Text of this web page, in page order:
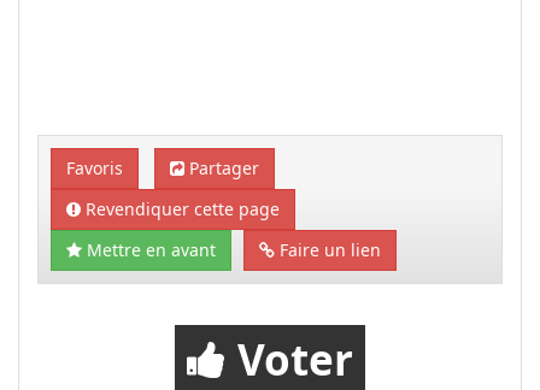
Favoris
Partager
Revendiquer cette page
Mettre en avant
Faire un lien
Voter